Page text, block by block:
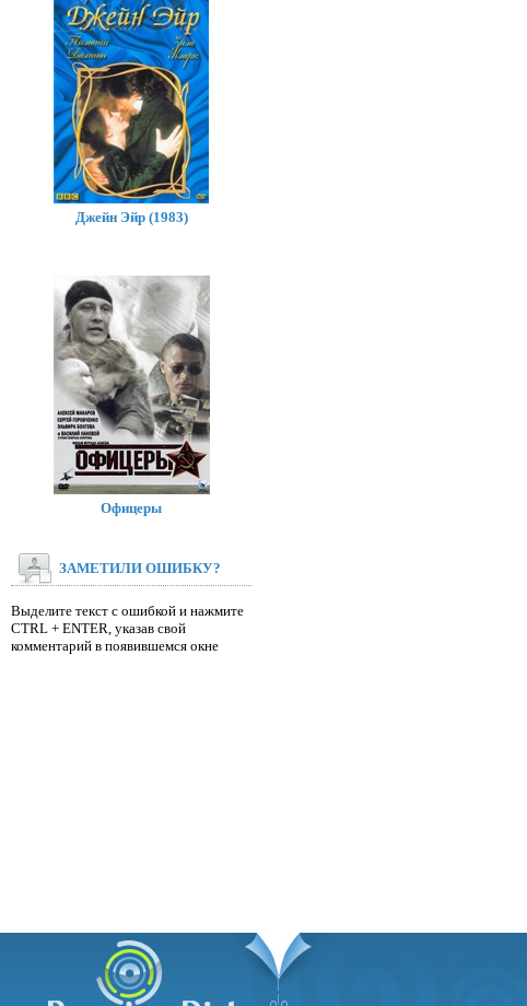
Джейн Эйр (1983)
Офицеры
ЗАМЕТИЛИ ОШИБКУ?
Выделите текст с ошибкой и нажмите
CTRL + ENTER, указав свой
комментарий в появившемся окне